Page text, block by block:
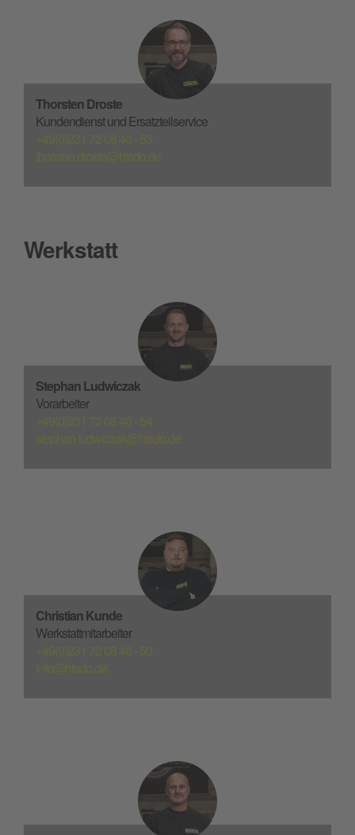
Thorsten Droste
Kundendienst und Ersatzteilservice
+49(0)231 72 08 40 - 53
thorsten.droste@htsdo.de
Werkstatt
Stephan Ludwiczak
Vorarbeiter
+49(0)231 72 08 40 - 54
stephan.ludwiczak@htsdo.de
Christian Kunde
Werkstattmitarbeiter
+49(0)231 72 08 40 - 50
info@htsdo.de